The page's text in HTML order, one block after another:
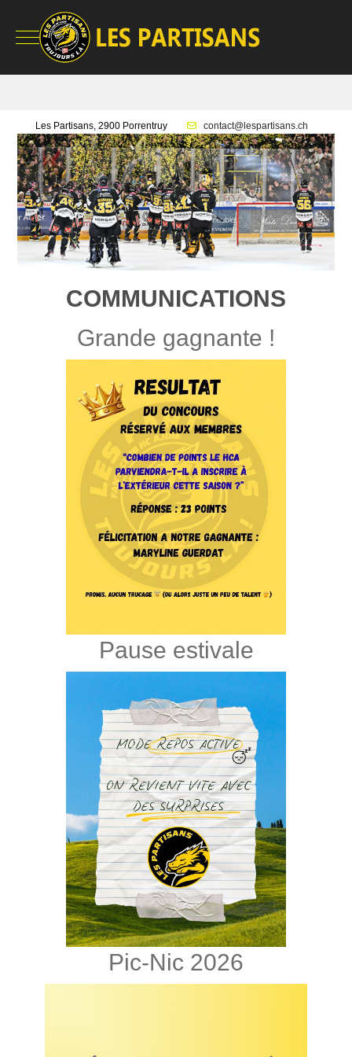
Mobile Menu Toggle
Les Partisans, 2900 Porrentruy contact@lespartisans.ch
COMMUNICATIONS
Grande gagnante !
Pause estivale
Pic-Nic 2026